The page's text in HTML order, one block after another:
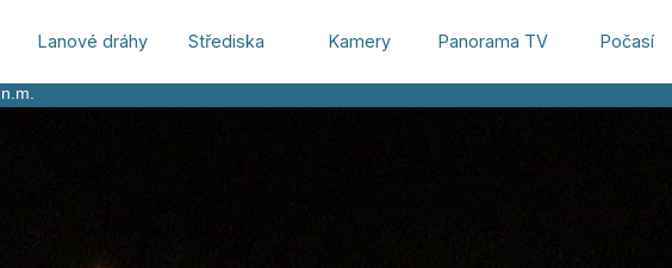
Lanové dráhy Střediska Kamery Panorama TV Počasí